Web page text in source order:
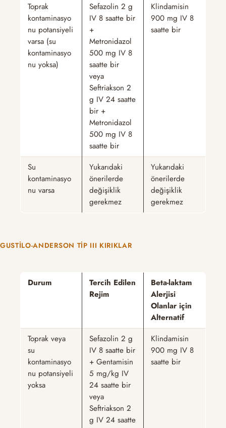
Toprak
kontaminasyo
nu potansiyeli
varsa (su
kontaminasyo
nu yoksa)
Sefazolin 2 g
IV 8 saatte bir
+
Metronidazol
500 mg IV 8
saatte bir
veya
Seftriakson 2
g IV 24 saatte
bir +
Metronidazol
500 mg IV 8
saatte bir
Klindamisin
900 mg IV 8
saatte bir
Su
kontaminasyo
nu varsa
Yukarıdaki
önerilerde
değişiklik
gerekmez
Yukarıdaki
önerilerde
değişiklik
gerekmez
GUSTILO-ANDERSON TIP III KIRIKLAR
Durum
Tercih Edilen
Rejim
Beta-laktam
Alerjisi
Olanlar için
Alternatif
Toprak veya
su
kontaminasyo
nu potansiyeli
yoksa
Sefazolin 2 g
IV 8 saatte bir
+ Gentamisin
5 mg/kg IV
24 saatte bir
veya
Seftriakson 2
g IV 24 saatte
Klindamisin
900 mg IV 8
saatte bir